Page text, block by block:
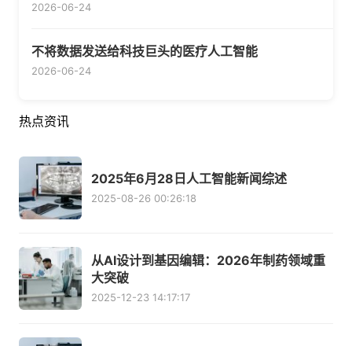
2026-06-24
不将数据发送给科技巨头的医疗人工智能
2026-06-24
热点资讯
2025年6月28日人工智能新闻综述
2025-08-26 00:26:18
从AI设计到基因编辑：2026年制药领域重
大突破
2025-12-23 14:17:17